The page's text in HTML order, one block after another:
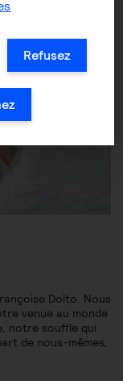
Dolto. Nous
venue au monde
notre souffle qui
de nous-mêmes,
Refusez